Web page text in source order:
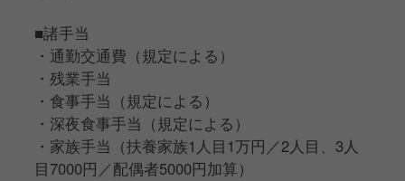
■諸手当
・通勤交通費（規定による）
・残業手当
・食事手当（規定による）
・深夜食事手当（規定による）
・家族手当（扶養家族1人目1万円／2人目、3人
目7000円／配偶者5000円加算）